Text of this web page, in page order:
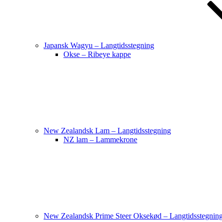
Japansk Wagyu – Langtidsstegning
Okse – Ribeye kappe
New Zealandsk Lam – Langtidsstegning
NZ lam – Lammekrone
New Zealandsk Prime Steer Oksekød –